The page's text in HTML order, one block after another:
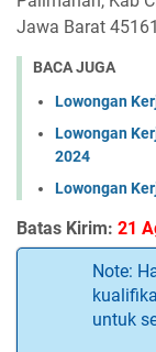
Jawa Barat 45161
BACA JUGA
Lowongan
Lowongan
2024
Lowongan
Batas Kirim: 21
Note:
untuk